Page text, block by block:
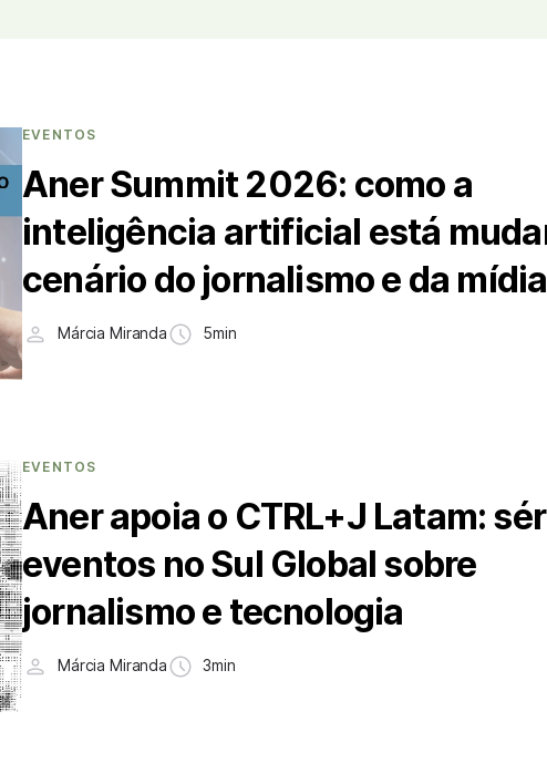
EVENTOS
Aner Summit 2026: como a
inteligência artificial está
cenário do jornalismo e da
Márcia Miranda 5min
EVENTOS
Aner apoia o CTRL+J Latam:
eventos no Sul Global sobre
jornalismo e tecnologia
Márcia Miranda 3min